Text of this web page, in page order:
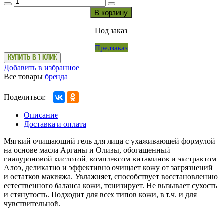
В корзину
Под заказ
Предзаказ
КУПИТЬ В 1 КЛИК
Добавить в избранное
Все товары бренда
Поделиться:
Описание
Доставка и оплата
Мягкий очищающий гель для лица с ухаживающей формулой
на основе масла Арганы и Оливы, обогащенный
гиалуроновой кислотой, комплексом витаминов и экстрактом
Алоэ, деликатно и эффективно очищает кожу от загрязнений
и остатков макияжа. Увлажняет, способствует восстановлению
естественного баланса кожи, тонизирует. Не вызывает сухость
и стянутость. Подходит для всех типов кожи, в т.ч. и для
чувствительной.